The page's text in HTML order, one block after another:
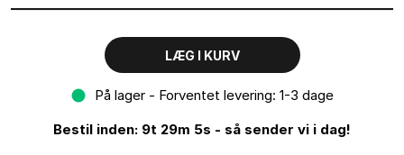
LÆG I KURV
På lager - Forventet levering: 1-3 dage
Bestil inden: 9t 29m 4s - så sender vi i dag!